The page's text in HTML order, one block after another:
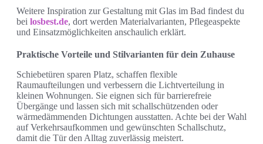
Weitere Inspiration zur Gestaltung mit Glas im Bad findest du
bei losbest.de, dort werden Materialvarianten, Pflegeaspekte
und Einsatzmöglichkeiten anschaulich erklärt.
Praktische Vorteile und Stilvarianten für dein Zuhause
Schiebetüren sparen Platz, schaffen flexible
Raumaufteilungen und verbessern die Lichtverteilung in
kleinen Wohnungen. Sie eignen sich für barrierefreie
Übergänge und lassen sich mit schallschützenden oder
wärmedämmenden Dichtungen ausstatten. Achte bei der Wahl
auf Verkehrsaufkommen und gewünschten Schallschutz,
damit die Tür den Alltag zuverlässig meistert.